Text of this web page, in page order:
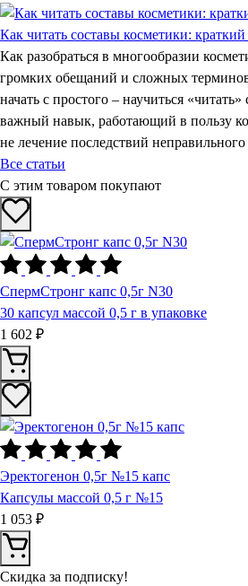
Как читать составы косметики: краткий
Как разобраться в многообразии
громких обещаний и сложных
начать с простого – научиться
важный навык, работающий в пользу
не лечение последствий
Все статьи
С этим товаром покупают
СпермСтронг капс 0,5г N30
30 капсул массой 0,5 г в упаковке
1 602 ₽
Эректогенон 0,5г №15 капс
Капсулы массой 0,5 г №15
1 053 ₽
Скидка за подписку!